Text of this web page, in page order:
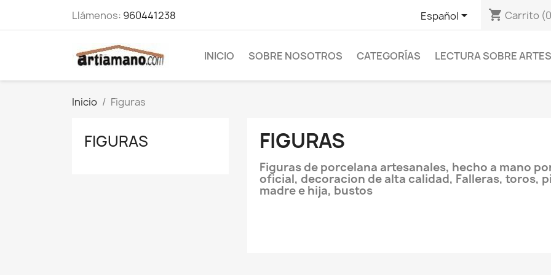
Llámenos: 960441238 Español shopping_cart Carrito
INICIO SOBRE NOSOTROS CATEGORÍAS LECTURA SOBRE
Inicio Figuras
FIGURAS FIGURAS
Figuras de porcelana artesanales, hecho a mano
oficial, decoracion de alta calidad, Falleras, toros,
madre e hija, bustos